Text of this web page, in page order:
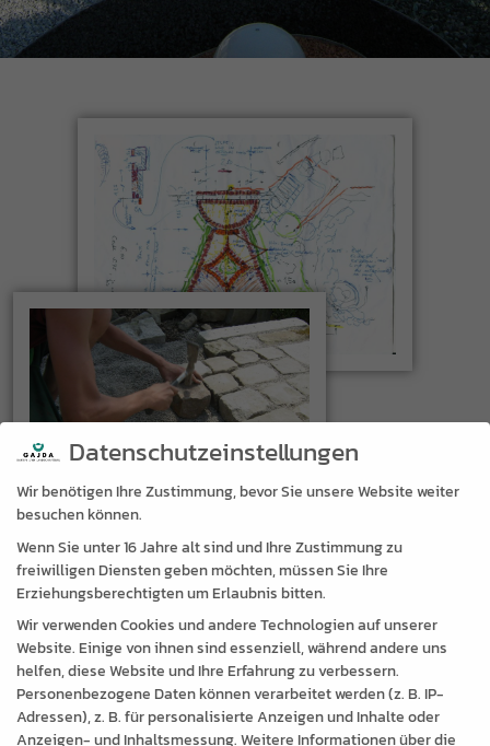
PLANUNG
... VON DER IDEE BIS ZUR
VOLLENDUNG
Wir entwickeln überzeugend schöne Gärten, die den Wert
Ihres Wohnobjektes steigern.
Datenschutzeinstellungen
Wir benötigen Ihre Zustimmung, bevor Sie unsere Website weiter
besuchen können.
Wenn Sie unter 16 Jahre alt sind und Ihre Zustimmung zu
freiwilligen Diensten geben möchten, müssen Sie Ihre
Erziehungsberechtigten um Erlaubnis bitten.
Wir verwenden Cookies und andere Technologien auf unserer
Website. Einige von ihnen sind essenziell, während andere uns
helfen, diese Website und Ihre Erfahrung zu verbessern.
Personenbezogene Daten können verarbeitet werden (z. B. IP-
Adressen), z. B. für personalisierte Anzeigen und Inhalte oder
Anzeigen- und Inhaltsmessung.Weitere Informationen über die